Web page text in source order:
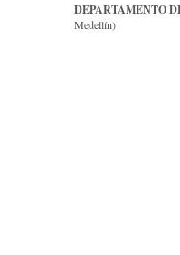
DEPARTAMENTO
Medellín)